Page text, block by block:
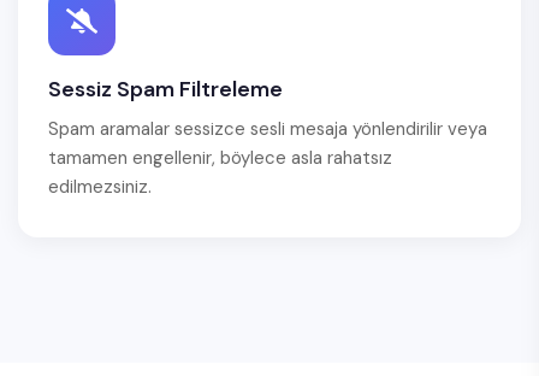
Sessiz Spam Filtreleme
Spam aramalar sessizce sesli mesaja yönlendirilir veya
tamamen engellenir, böylece asla rahatsız
edilmezsiniz.